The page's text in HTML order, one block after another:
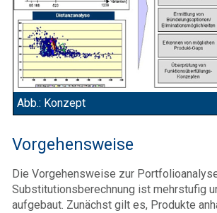
Abb.: Konzept
Vorgehensweise
Die Vorgehensweise zur
Substitutionsberechnung ist mehrstufig
aufgebaut. Zunächst gilt es, Produkte